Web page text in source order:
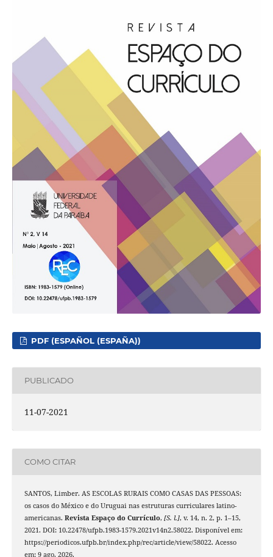
PDF (ESPAÑOL (ESPAÑA))
PUBLICADO
11-07-2021
COMO CITAR
SANTOS, Limber. AS ESCOLAS RURAIS COMO CASAS DAS PESSOAS:
os casos do México e do Uruguai nas estruturas curriculares latino-
americanas. Revista Espaço do Currículo, [S. l.], v. 14, n. 2, p. 1–15,
2021. DOI: 10.22478/ufpb.1983-1579.2021v14n2.58022. Disponível em:
https://periodicos.ufpb.br/index.php/rec/article/view/58022. Acesso
em: 9 ago. 2026.